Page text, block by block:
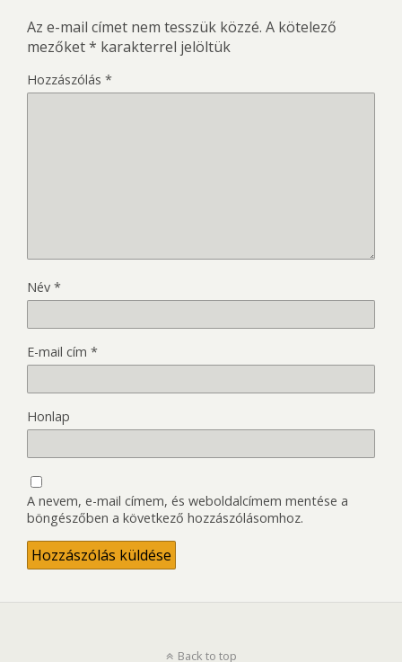
Az e-mail címet nem tesszük közzé. A kötelező
mezőket* karakterrel jelöltük
Hozzászólás *
Név *
E-mail cím *
Honlap
A nevem, e-mail címem, és weboldalcímem mentése a
böngészőben a következő hozzászólásomhoz.
Back to top